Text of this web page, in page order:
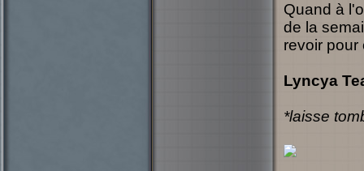
Quand à
de la
revoir pour
Lyncya
*laisse